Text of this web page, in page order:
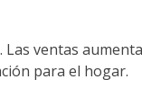
ventas
para el hogar.